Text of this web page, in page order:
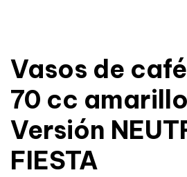
Vasos de
70 cc
Versión
FIESTA